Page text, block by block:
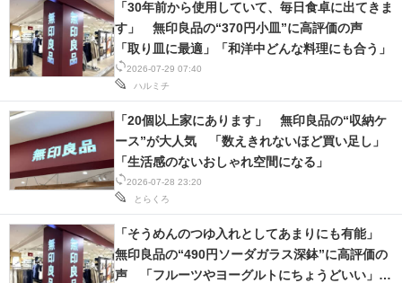
2026-07-29 07:40
ハルミチ
「30年前から使用していて、毎日食卓に出てきま
す」 無印良品の“370円小皿”に高評価の声
「取り皿に最適」「和洋中どんな料理にも合う」
2026-07-28 23:20
とらくろ
「20個以上家にあります」 無印良品の“収納ケ
ース”が大人気 「数えきれないほど買い足し」
「生活感のないおしゃれ空間になる」
「そうめんのつゆ入れとしてあまりにも有能」
無印良品の“490円ソーダガラス深鉢”に高評価の
声 「フルーツやヨーグルトにちょうどいい」